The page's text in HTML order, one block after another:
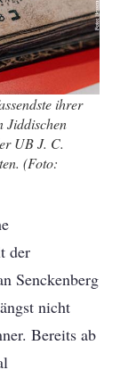
ihrer
Jiddischen
UB J. C.
(Foto:
der
Senckenberg
nicht
Bereits ab